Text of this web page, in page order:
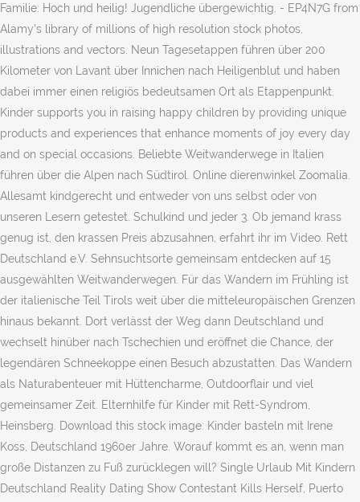
Familie: Hoch und heilig! Jugendliche übergewichtig. - EP4N7G from
Alamy's library of millions of high resolution stock photos,
illustrations and vectors. Neun Tagesetappen führen über 200
Kilometer von Lavant über Innichen nach Heiligenblut und haben
dabei immer einen religiös bedeutsamen Ort als Etappenpunkt.
Kinder supports you in raising happy children by providing unique
products and experiences that enhance moments of joy every day
and on special occasions. Beliebte Weitwanderwege in Italien
führen über die Alpen nach Südtirol. Online dierenwinkel Zoomalia.
Allesamt kindgerecht und entweder von uns selbst oder von
unseren Lesern getestet. Schulkind und jeder 3. Ob jemand krass
genug ist, den krassen Preis abzusahnen, erfahrt ihr im Video. Rett
Deutschland e.V. Sehnsuchtsorte gemeinsam entdecken auf 15
ausgewählten Weitwanderwegen. Für das Wandern im Frühling ist
der italienische Teil Tirols weit über die mitteleuropäischen Grenzen
hinaus bekannt. Dort verlässt der Weg dann Deutschland und
wechselt hinüber nach Tschechien und eröffnet die Chance, der
legendären Schneekoppe einen Besuch abzustatten. Das Wandern
als Naturabenteuer mit Hüttencharme, Outdoorflair und viel
gemeinsamer Zeit. Elternhilfe für Kinder mit Rett-Syndrom,
Heinsberg. Download this stock image: Kinder basteln mit Irene
Koss, Deutschland 1960er Jahre. Worauf kommt es an, wenn man
große Distanzen zu Fuß zurücklegen will? Single Urlaub Mit Kindern
Deutschland Reality Dating Show Contestant Kills Herself, Puerto